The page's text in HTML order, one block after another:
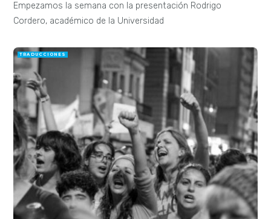
Empezamos la semana con la presentación Rodrigo
Cordero, académico de la Universidad
TRADUCCIONES